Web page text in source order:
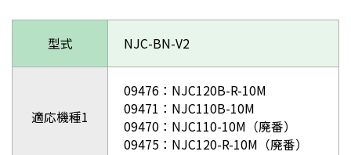
型式 NJC-BN-V2
適応機種1
09476：NJC120B-R-10M
09471：NJC110B-10M
09470：NJC110-10M（廃番）
09475：NJC120-R-10M（廃番）